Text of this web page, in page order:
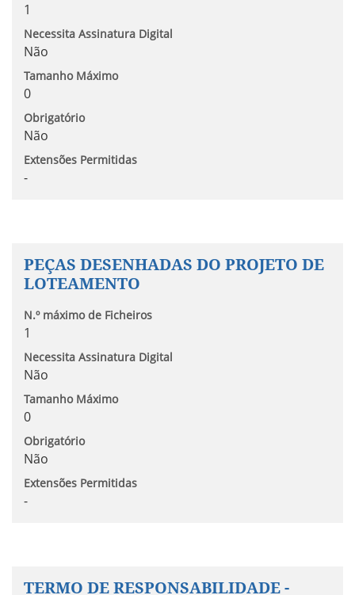
1
Necessita Assinatura Digital
Não
Tamanho Máximo
0
Obrigatório
Não
Extensões Permitidas
-
PEÇAS DESENHADAS DO PROJETO DE
LOTEAMENTO
N.º máximo de Ficheiros
1
Necessita Assinatura Digital
Não
Tamanho Máximo
0
Obrigatório
Não
Extensões Permitidas
-
TERMO DE RESPONSABILIDADE -